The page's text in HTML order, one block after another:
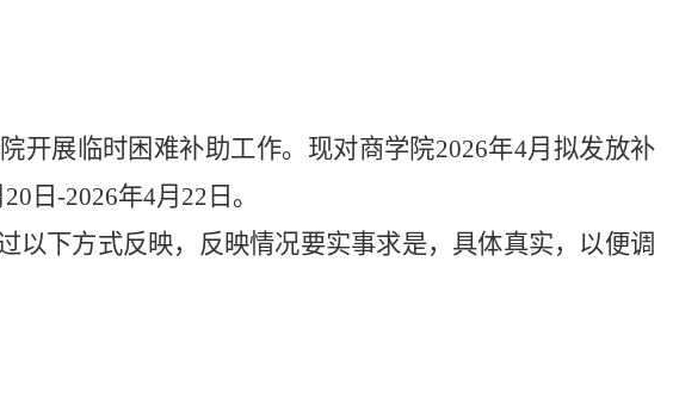
开展临时困难补助工作。现对商学院2026年4月拟发放补
20日-2026年4月 22日。
以下方式反映，反映情况要实事求是，具体真实，以便调